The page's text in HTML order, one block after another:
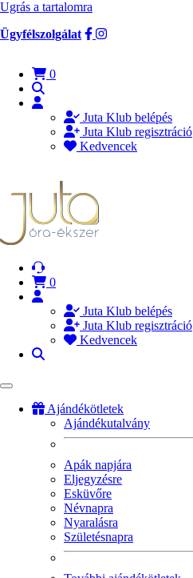
Ugrás a tartalomra
Ügyfélszolgálat
0
Juta Klub belépés
Juta Klub regisztráció
Kedvencek
0
Juta Klub belépés
Juta Klub regisztráció
Kedvencek
Ajándékötletek
Ajándékutalvány
Apák napjára
Eljegyzésre
Esküvőre
Névnapra
Nyaralásra
Születésnapra